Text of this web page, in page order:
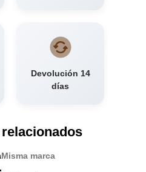
Devolución 14
días
Misma marca